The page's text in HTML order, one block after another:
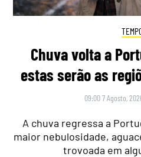
Chuva volta a
estas serão as
09:00 7 Agosto,
A chuva regressa a
maior nebulosidade,
trovoada em